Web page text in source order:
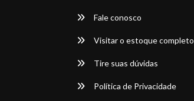
Fale conosco
Visitar o estoque completo
Tire suas dúvidas
Política de Privacidade